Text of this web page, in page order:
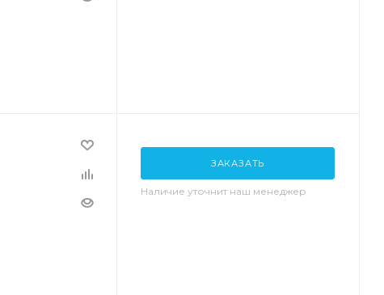
ЗАКАЗАТЬ
Наличие уточнит наш менеджер